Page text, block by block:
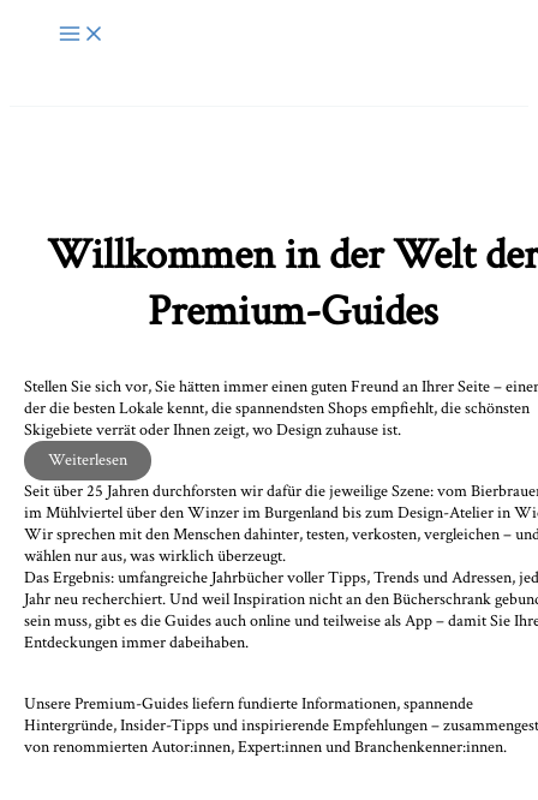
Willkommen in der Welt der
Premium-Guides
Stellen Sie sich vor, Sie hätten immer einen guten Freund an Ihrer Seite –
der die besten Lokale kennt, die spannendsten Shops empfiehlt, die schönsten
Skigebiete verrät oder Ihnen zeigt, wo Design zuhause ist.
Weiterlesen
Seit über 25 Jahren durchforsten wir dafür die jeweilige Szene: vom
im Mühlviertel über den Winzer im Burgenland bis zum Design-Atelier in
Wir sprechen mit den Menschen dahinter, testen, verkosten, vergleichen –
wählen nur aus, was wirklich überzeugt.
Das Ergebnis: umfangreiche Jahrbücher voller Tipps, Trends und Adressen,
Jahr neu recherchiert. Und weil Inspiration nicht an den Bücherschrank
sein muss, gibt es die Guides auch online und teilweise als App – damit Sie
Entdeckungen immer dabeihaben.
Unsere Premium-Guides liefern fundierte Informationen, spannende
Hintergründe, Insider-Tipps und inspirierende Empfehlungen –
von renommierten Autor:innen, Expert:innen und Branchenkenner:innen.